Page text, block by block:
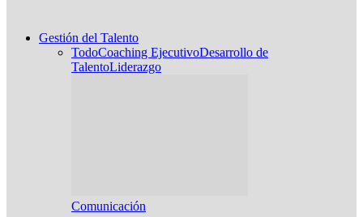
Gestión del Talento
TodoCoaching EjecutivoDesarrollo de
TalentoLiderazgo
Comunicación